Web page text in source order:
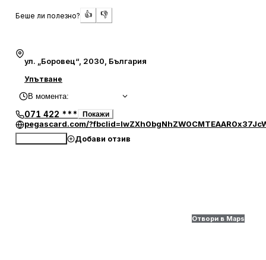
пътуване, където човек може да се отпусне и да се
освежи преди да продължи по пътя си.
Беше ли полезно? 👍 👎
ул. „Боровец“, 2030, България
Упътване
В момента:
071 422 *** Покажи
pegascard.com/
Добави отзив
Отвори в Maps